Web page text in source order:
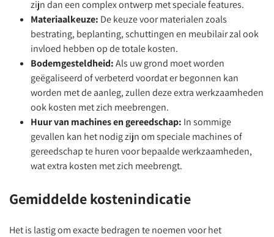
zijn dan een complex ontwerp met speciale features.
Materiaalkeuze: De keuze voor materialen zoals
bestrating, beplanting, schuttingen en meubilair zal ook
invloed hebben op de totale kosten.
Bodemgesteldheid:Als uw grond moet worden
geëgaliseerd of verbeterd voordat er begonnen kan
worden met de aanleg, zullen deze extra werkzaamheden
ook kosten met zich meebrengen.
Huur van machines en gereedschap: In sommige
gevallen kan het nodig zijn om speciale machines of
gereedschap te huren voor bepaalde werkzaamheden,
wat extra kosten met zich meebrengt.
Gemiddelde kostenindicatie
Het is lastig om exacte bedragen te noemen voor het